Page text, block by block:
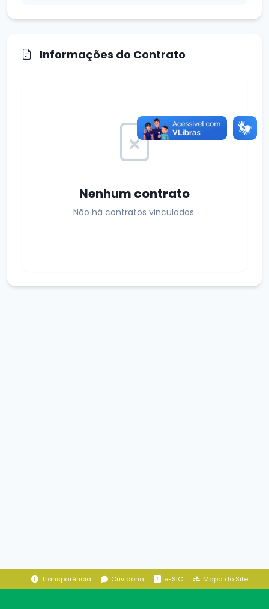
Informações do Contrato
Nenhum contrato
Não há contratos vinculados.
Transparência Ouvidoria e-SIC Mapa do Site